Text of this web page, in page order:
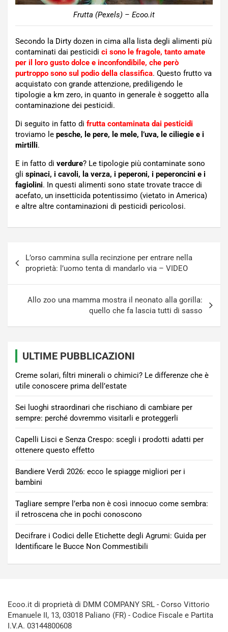
Frutta (Pexels) – Ecoo.it
Secondo la Dirty dozen in cima alla lista degli alimenti più
contaminati dai pesticidi ci sono le fragole, tanto amate
per il loro gusto dolce e inconfondibile, che però
purtroppo sono sul podio della classifica. Questo frutto va
acquistato con grande attenzione, prediligendo le
tipologie a km zero, in quanto in generale è soggetto alla
contaminazione dei pesticidi.
Di seguito in fatto di frutta contaminata dai pesticidi
troviamo le pesche, le pere, le mele, l’uva, le ciliegie e i
mirtilli.
E in fatto di verdure? Le tipologie più contaminate sono
gli spinaci, i cavoli, la verza, i peperoni, i peperoncini e i
fagiolini. In questi alimenti sono state trovate tracce di
acefato, un insetticida potentissimo (vietato in America)
e altre altre contaminazioni di pesticidi pericolosi.
articoli
L’orso cammina sulla recinzione per entrare nella
proprietà: l’uomo tenta di mandarlo via – VIDEO
Allo zoo una mamma mostra il neonato alla gorilla:
quello che fa lascia tutti di sasso
ULTIME PUBBLICAZIONI
Creme solari, filtri minerali o chimici? Le differenze che è
utile conoscere prima dell’estate
Sei luoghi straordinari che rischiano di cambiare per
sempre: perché dovremmo visitarli e proteggerli
Capelli Lisci e Senza Crespo: scegli i prodotti adatti per
ottenere questo effetto
Bandiere Verdi 2026: ecco le spiagge migliori per i
bambini
Tagliare sempre l’erba non è così innocuo come sembra:
il retroscena che in pochi conoscono
Decifrare i Codici delle Etichette degli Agrumi: Guida per
Identificare le Bucce Non Commestibili
Ecoo.it di proprietà di DMM COMPANY SRL - Corso Vittorio
Emanuele II, 13, 03018 Paliano (FR) - Codice Fiscale e Partita
I.V.A. 03144800608